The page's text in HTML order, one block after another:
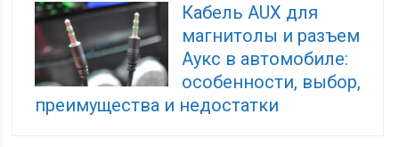
Кабель AUX для
магнитолы и разъем
Аукс в автомобиле:
особенности, выбор,
преимущества и недостатки